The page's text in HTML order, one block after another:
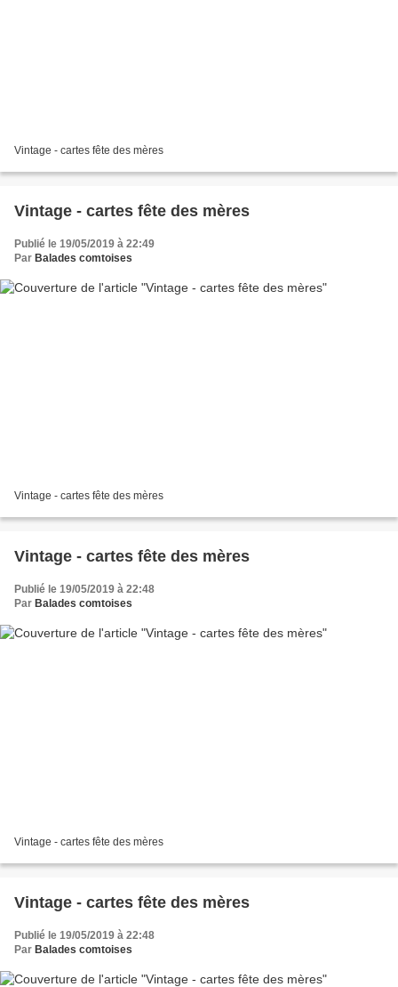
Vintage - cartes fête des mères
Vintage - cartes fête des mères
Publié le 19/05/2019 à 22:49
Par Balades comtoises
Vintage - cartes fête des mères
Vintage - cartes fête des mères
Publié le 19/05/2019 à 22:48
Par Balades comtoises
Vintage - cartes fête des mères
Vintage - cartes fête des mères
Publié le 19/05/2019 à 22:48
Par Balades comtoises